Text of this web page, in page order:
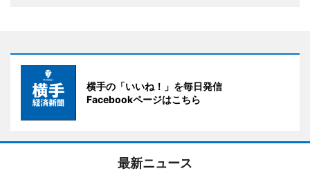
横手の「いいね！」を毎日発信
Facebookページはこちら
最新ニュース